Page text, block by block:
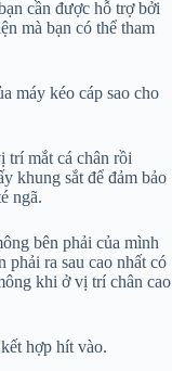
cần được hỗ trợ bởi
mà bạn có thể tham
máy kéo cáp sao cho
trí mắt cá chân rồi
khung sắt để đảm bảo
ngã.
bên phải của mình
phải ra sau cao nhất có
khi ở vị trí chân cao
hợp hít vào.